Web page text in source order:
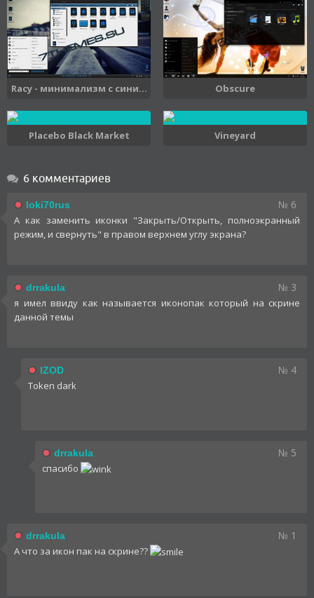
Racy - минимализм с сини... Obscure
Placebo Black Market Vineyard
6 комментариев
loki70rus № 6
А как заменить иконки "Закрыть/Открыть, полноэкранный
режим, и свернуть" в правом верхнем углу экрана?
drrakula № 3
я имел ввиду как называется иконопак который на скрине
данной темы
IZOD № 4
Token dark
drrakula № 5
спасибо
drrakula № 1
А что за икон пак на скрине??